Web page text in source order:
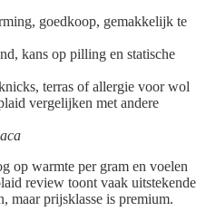
goedkoop, gemakkelijk te
kans op pilling en statische
terras of allergie voor wol
vergelijken met andere
op warmte per gram en voelen
review toont vaak uitstekende
maar prijsklasse is premium.